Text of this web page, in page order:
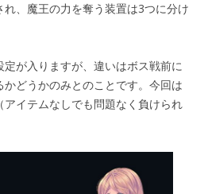
、魔王の力を奪う装置は3つに分け
が入りますが、違いはボス戦前に
どうかのみとのことです。今回は
イテムなしでも問題なく負けられ